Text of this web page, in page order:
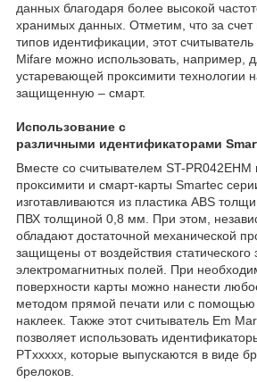
данных благодаря более высокой
хранимых данных. Отметим, что за счет
типов идентификации, этот
Mifare можно использовать, например,
устаревающей проксимити технологии
защищенную – смарт.
Использование с
различными идентификаторами
Вместе со считывателем ST-PR042EHM
проксимити и смарт-карты Smartec
изготавливаются из пластика ABS
ПВХ толщиной 0,8 мм. При этом,
обладают достаточной механической
защищены от воздействия статического
электромагнитных полей. При
поверхности карты можно нанести
методом прямой печати или с помощью
наклеек. Также этот считыватель Em
позволяет использовать
PTxxxхх, которые выпускаются в виде
брелоков.